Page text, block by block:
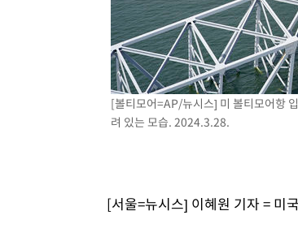
[볼티모어=AP/뉴시스] 미 볼티모어항
려 있는 모습. 2024.3.28.
[서울=뉴시스] 이혜원 기자 = 미